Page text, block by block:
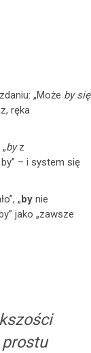
„Może by się
ręka
byz
– i system się
„by nie
jako „zawsze
prostu